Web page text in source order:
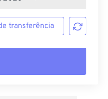
transferência